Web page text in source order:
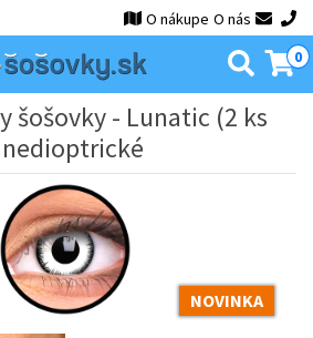
O nákupe O nás
0
šošovky - Lunatic (2 ks
NOVINKA